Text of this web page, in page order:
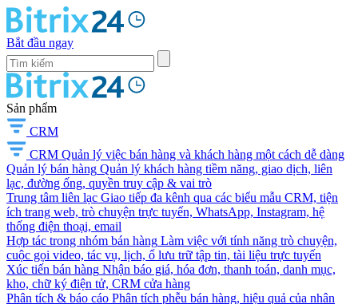
Bắt đầu ngay
Sản phẩm
CRM
CRM Quản lý việc bán hàng và khách hàng một cách dễ dàng
Quản lý bán hàng Quản lý khách hàng tiềm năng, giao dịch, liên
lạc, đường ống, quyền truy cập & vai trò
Trung tâm liên lạc Giao tiếp đa kênh qua các biểu mẫu CRM, tiện
ích trang web, trò chuyện trực tuyến, WhatsApp, Instagram, hệ
thống điện thoại, email
Hợp tác trong nhóm bán hàng Làm việc với tính năng trò chuyện,
cuộc gọi video, tác vụ, lịch, ổ lưu trữ tập tin, tài liệu trực tuyến
Xúc tiến bán hàng Nhận báo giá, hóa đơn, thanh toán, danh mục,
kho, chữ ký điện tử, CRM cửa hàng
Phân tích & báo cáo Phân tích phễu bán hàng, hiệu quả của nhân